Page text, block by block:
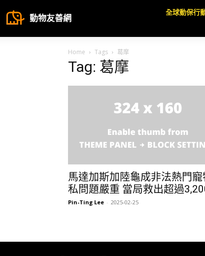
動物友善網
全球動保行
Home Tags 葛摩
Tag: 葛摩
馬達加斯加陸龜成非法熱門寵
私問題嚴重 當局救出超過
Pin-Ting Lee - 2025-02-25